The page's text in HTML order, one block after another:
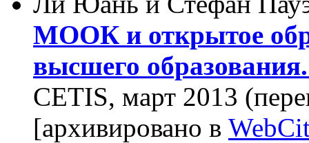
МООК и открытое
высшего
CETIS, март 2013
[архивировано в